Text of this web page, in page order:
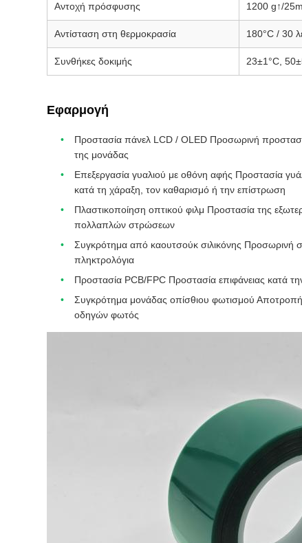
Αντοχή πρόσφυσης 1200 g↑/
Αντίσταση στη θερμοκρασία 180°C / 30
Συνθήκες δοκιμής 23±1°C,
Εφαρμογή
Προστασία πάνελ LCD / OLED Προσωρινή
της μονάδας
Επεξεργασία γυαλιού με οθόνη αφής Προστασία
κατά τη χάραξη, τον καθαρισμό ή την επίστρωση
Πλαστικοποίηση οπτικού φιλμ Προστασία της
πολλαπλών στρώσεων
Συγκρότημα από καουτσούκ σιλικόνης Προσωρινή
πληκτρολόγια
Προστασία PCB/FPC Προστασία επιφάνειας κατά
Συγκρότημα μονάδας οπίσθιου φωτισμού Αποτροπή
οδηγών φωτός